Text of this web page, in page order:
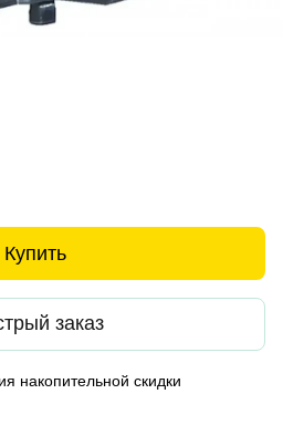
Купить
заказ
накопительной скидки